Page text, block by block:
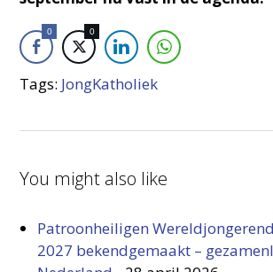
0 0
Tags: JongKatholiek
You might also like
Patroonheiligen
2027 bekendgemaakt –